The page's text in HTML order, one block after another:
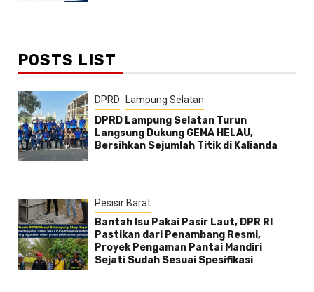
POSTS LIST
DPRD Lampung Selatan
DPRD Lampung Selatan Turun
Langsung Dukung GEMA HELAU,
Bersihkan Sejumlah Titik di Kalianda
Pesisir Barat
Bantah Isu Pakai Pasir Laut, DPR RI
Pastikan dari Penambang Resmi,
Proyek Pengaman Pantai Mandiri
Sejati Sudah Sesuai Spesifikasi